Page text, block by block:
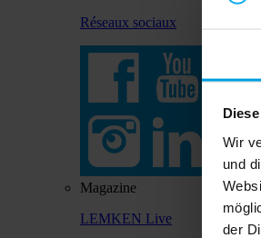
Wir
und
der
Réseaux sociaux
Magazine
LEMKEN Live